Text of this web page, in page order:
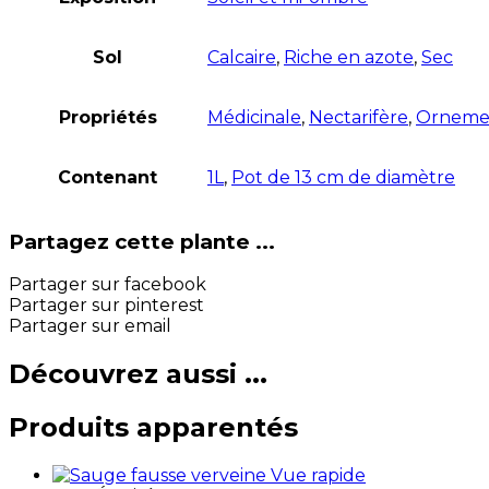
Sol Calcaire, Riche en azote, Sec
Propriétés Médicinale, Nectarifère,
Contenant 1L, Pot de 13 cm de diamètre
Partagez cette plante ...
Partager sur facebook
Partager sur pinterest
Partager sur email
Découvrez aussi ...
Produits apparentés
Vue rapide